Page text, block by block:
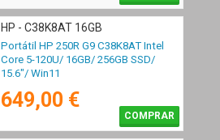
HP - C38K8AT 16GB
Portátil HP 250R G9 C38K8AT Intel
Core 5-120U/ 16GB/ 256GB SSD/
15.6"/ Win11
649,00 €
COMPRAR